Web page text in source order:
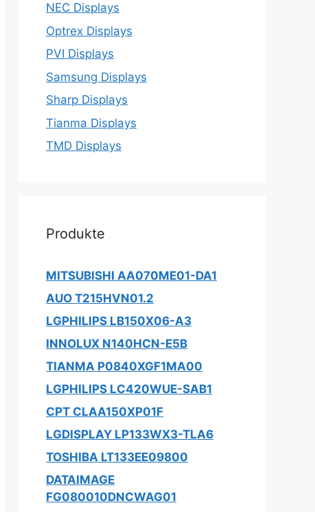
NEC Displays
Optrex Displays
PVI Displays
Samsung Displays
Sharp Displays
Tianma Displays
TMD Displays
Produkte
MITSUBISHI AA070ME01-DA1
AUO T215HVN01.2
LGPHILIPS LB150X06-A3
INNOLUX N140HCN-E5B
TIANMA P0840XGF1MA00
LGPHILIPS LC420WUE-SAB1
CPT CLAA150XP01F
LGDISPLAY LP133WX3-TLA6
TOSHIBA LT133EE09800
DATAIMAGE
FG080010DNCWAG01